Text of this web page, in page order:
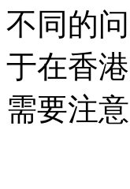
不同的
于在香
需要注